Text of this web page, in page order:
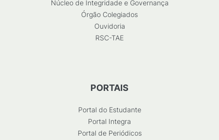
Núcleo de Integridade e Governança
Órgão Colegiados
Ouvidoria
RSC-TAE
PORTAIS
Portal do Estudante
Portal Integra
Portal de Periódicos